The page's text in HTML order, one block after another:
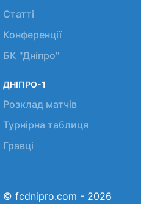
Статті
Конференції
БК "Дніпро"
ДНІПРО-1
Розклад матчів
Турнірна таблиця
Гравці
© fcdnipro.com - 2026